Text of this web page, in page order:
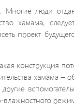
Многие люди
хамама,
проект
конструкция
хамама –